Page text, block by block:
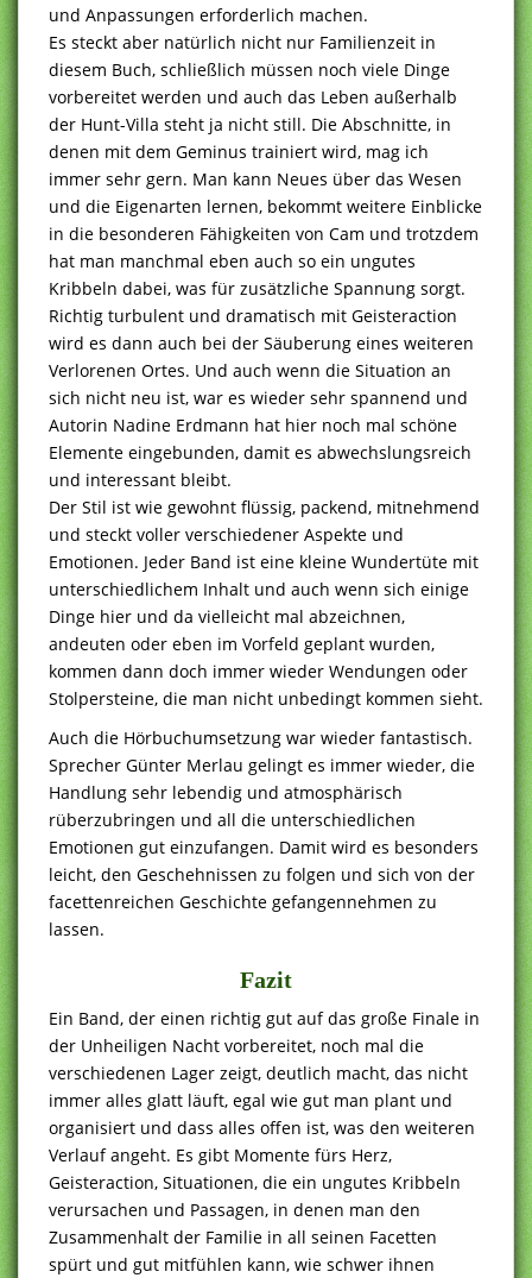
und Anpassungen erforderlich machen.
Es steckt aber natürlich nicht nur Familienzeit in
diesem Buch, schließlich müssen noch viele Dinge
vorbereitet werden und auch das Leben außerhalb
der Hunt-Villa steht ja nicht still. Die Abschnitte, in
denen mit dem Geminus trainiert wird, mag ich
immer sehr gern. Man kann Neues über das Wesen
und die Eigenarten lernen, bekommt weitere Einblicke
in die besonderen Fähigkeiten von Cam und trotzdem
hat man manchmal eben auch so ein ungutes
Kribbeln dabei, was für zusätzliche Spannung sorgt.
Richtig turbulent und dramatisch mit Geisteraction
wird es dann auch bei der Säuberung eines weiteren
Verlorenen Ortes. Und auch wenn die Situation an
sich nicht neu ist, war es wieder sehr spannend und
Autorin Nadine Erdmann hat hier noch mal schöne
Elemente eingebunden, damit es abwechslungsreich
und interessant bleibt.
Der Stil ist wie gewohnt flüssig, packend, mitnehmend
und steckt voller verschiedener Aspekte und
Emotionen. Jeder Band ist eine kleine Wundertüte mit
unterschiedlichem Inhalt und auch wenn sich einige
Dinge hier und da vielleicht mal abzeichnen,
andeuten oder eben im Vorfeld geplant wurden,
kommen dann doch immer wieder Wendungen oder
Stolpersteine, die man nicht unbedingt kommen sieht.
Auch die Hörbuchumsetzung war wieder fantastisch.
Sprecher Günter Merlau gelingt es immer wieder, die
Handlung sehr lebendig und atmosphärisch
rüberzubringen und all die unterschiedlichen
Emotionen gut einzufangen. Damit wird es besonders
leicht, den Geschehnissen zu folgen und sich von der
facettenreichen Geschichte gefangennehmen zu
lassen.
Fazit
Ein Band, der einen richtig gut auf das große Finale in
der Unheiligen Nacht vorbereitet, noch mal die
verschiedenen Lager zeigt, deutlich macht, das nicht
immer alles glatt läuft, egal wie gut man plant und
organisiert und dass alles offen ist, was den weiteren
Verlauf angeht. Es gibt Momente fürs Herz,
Geisteraction, Situationen, die ein ungutes Kribbeln
verursachen und Passagen, in denen man den
Zusammenhalt der Familie in all seinen Facetten
spürt und gut mitfühlen kann, wie schwer ihnen